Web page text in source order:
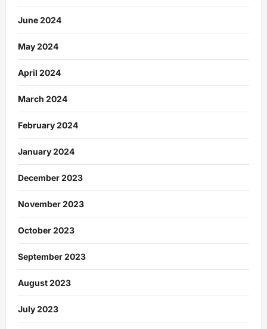
June 2024
May 2024
April 2024
March 2024
February 2024
January 2024
December 2023
November 2023
October 2023
September 2023
August 2023
July 2023